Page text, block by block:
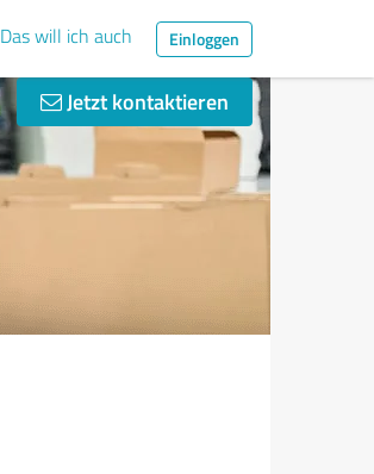
Das will ich auch Einloggen
Jetzt kontaktieren